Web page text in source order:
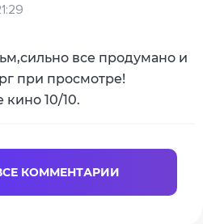
все продумано и
при просмотре!
10/10.
КОММЕНТАРИИ